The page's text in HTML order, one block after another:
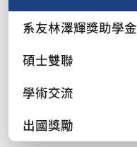
系友林澤輝獎助學金
碩士雙聯
學術交流
出國獎勵